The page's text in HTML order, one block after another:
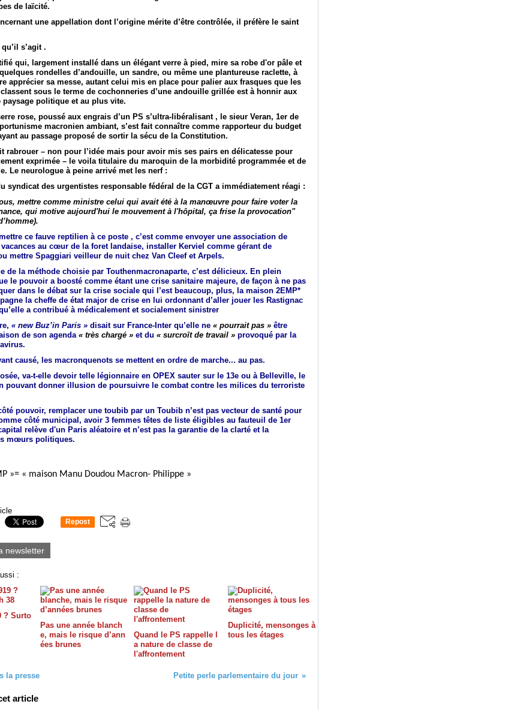
de laïcité.
une appellation dont l’origine mérite d’être contrôlée, il préfère le saint
s’agit .
qui, largement installé dans un élégant verre à pied, mire sa robe d'or pâle et
rondelles d’andouille, un sandre, ou même une plantureuse raclette, à
apprécier sa messe, autant celui mis en place pour palier aux frasques que les
sous le terme de cochonneries d’une andouille grillée est à honnir aux
paysage politique et au plus vite.
rose, poussé aux engrais d’un PS s’ultra-libéralisant , le sieur Veran, 1er de
macronien ambiant, s’est fait connaître comme rapporteur du budget
au passage proposé de sortir la sécu de la Constitution.
rabrouer – non pour l’idée mais pour avoir mis ses pairs en délicatesse pour
exprimée – le voila titulaire du maroquin de la morbidité programmée et de
Le neurologue à peine arrivé met les nerf :
syndicat des urgentistes responsable fédéral de la CGT a immédiatement réagi :
mettre comme ministre celui qui avait été à la manœuvre pour faire voter la
qui motive aujourd'hui le mouvement à l'hôpital, ça frise la provocation"
ce fauve reptilien à ce poste , c’est comme envoyer une association de
au cœur de la foret landaise, installer Kerviel comme gérant de
mettre Spaggiari veilleur de nuit chez Van Cleef et Arpels.
de la méthode choisie par Touthenmacronaparte, c’est délicieux. En plein
le pouvoir a boosté comme étant une crise sanitaire majeure, de façon à ne pas
dans le débat sur la crise sociale qui l’est beaucoup, plus, la maison 2EMP*
la cheffe de état major de crise en lui ordonnant d’aller jouer les Rastignac
a contribué à médicalement et socialement sinistrer
« new Buz’in Paris » disait sur France-Inter qu’elle ne « pourrait pas » être
de son agenda « très chargé » et du « surcroît de travail » provoqué par la
causé, les macronquenots se mettent en ordre de marche... au pas.
va-t-elle devoir telle légionnaire en OPEX sauter sur le 13e ou à Belleville, le
pouvant donner illusion de poursuivre le combat contre les milices du terroriste
pouvoir, remplacer une toubib par un Toubib n’est pas vecteur de santé pour
côté municipal, avoir 3 femmes têtes de liste éligibles au fauteuil de 1er
relève d'un Paris aléatoire et n’est pas la garantie de la clarté et la
mœurs politiques.
»= « maison Manu Doudou Macron- Philippe »
Repost
newsletter
:
? Surto
Pas une année blanch
e, mais le risque d’ann
ées brunes
Quand le PS rappelle l
a nature de classe de
l'affrontement
Duplicité, mensonges à
tous les étages
la presse Petite perle parlementaire du jour
article